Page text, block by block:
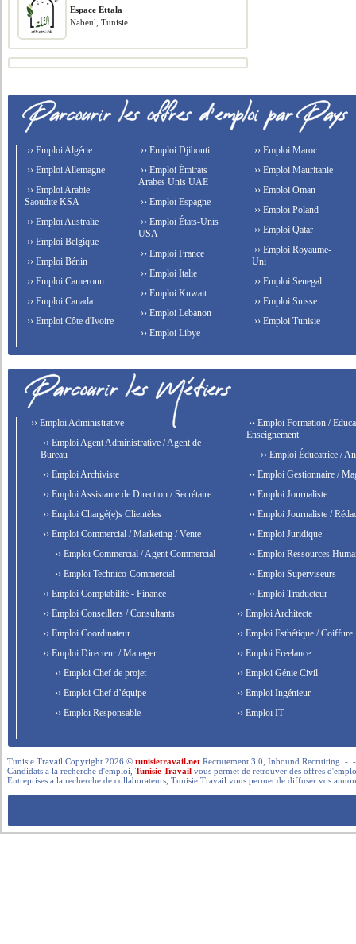
Espace Ettala
Nabeul, Tunisie
›› Emploi Algérie
›› Emploi Allemagne
›› Emploi Arabie
Saoudite KSA
›› Emploi Australie
›› Emploi Belgique
›› Emploi Bénin
›› Emploi Cameroun
›› Emploi Canada
›› Emploi Côte d'Ivoire
›› Emploi Djibouti
›› Emploi Émirats
Arabes Unis UAE
›› Emploi Espagne
›› Emploi États-Unis
USA
›› Emploi France
›› Emploi Italie
›› Emploi Kuwait
›› Emploi Lebanon
›› Emploi Libye
›› Emploi Maroc
›› Emploi Mauritanie
›› Emploi Oman
›› Emploi Poland
›› Emploi Qatar
›› Emploi Royaume-
Uni
›› Emploi Senegal
›› Emploi Suisse
›› Emploi Tunisie
›› Emploi Administrative
›› Emploi Agent Administrative / Agent de
Bureau
›› Emploi Archiviste
›› Emploi Assistante de Direction / Secrétaire
›› Emploi Chargé(e)s Clientèles
›› Emploi Commercial / Marketing / Vente
›› Emploi Commercial / Agent Commercial
›› Emploi Technico-Commercial
›› Emploi Comptabilité - Finance
›› Emploi Conseillers / Consultants
›› Emploi Coordinateur
›› Emploi Directeur / Manager
›› Emploi Chef de projet
›› Emploi Chef d’équipe
›› Emploi Responsable
›› Emploi Formation /
Enseignement
›› Emploi Éducatrice /
›› Emploi Gestionnaire /
›› Emploi Journaliste
›› Emploi Journaliste /
›› Emploi Juridique
›› Emploi Ressources
›› Emploi Superviseurs
›› Emploi Traducteur
›› Emploi Architecte
›› Emploi Esthétique / Coiffure
›› Emploi Freelance
›› Emploi Génie Civil
›› Emploi Ingénieur
›› Emploi IT
Tunisie Travail Copyright 2026 ©tunisietravail.net Recrutement 3.0, Inbound Recruiting .-
Candidats a la recherche d'emploi,Tunisie Travail vous permet de retrouver des offres
Entreprises a la recherche de collaborateurs, Tunisie Travail vous permet de diffuser vos